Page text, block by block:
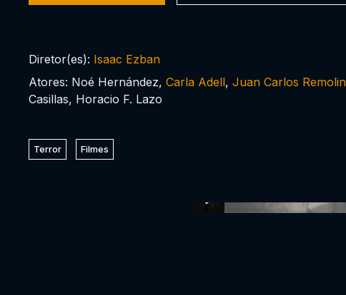
Diretor(es): Isaac Ezban
Atores: Noé Hernández, Carla Adell, Juan Carlos
Casillas, Horacio F. Lazo
Terror Filmes